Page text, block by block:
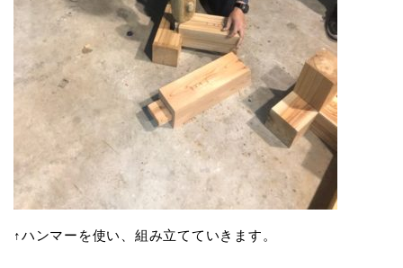
↑ハンマーを使い、組み立てていきます。